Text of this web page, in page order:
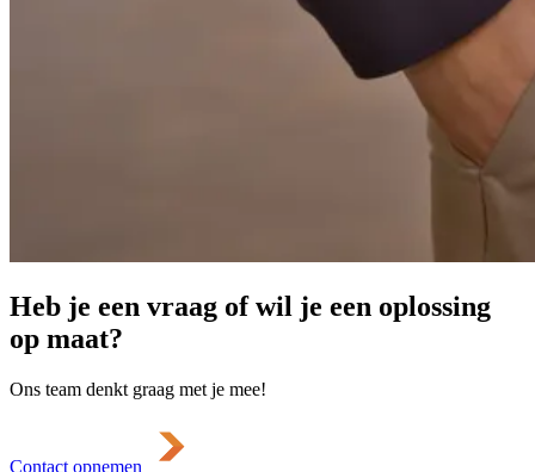
Heb je een vraag of wil je een oplossing
op maat?
Ons team denkt graag met je mee!
Contact opnemen